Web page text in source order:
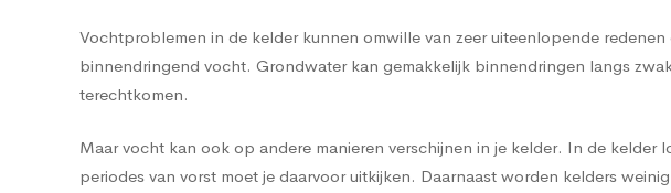
Vochtproblemen in de kelder kunnen omwille van zeer uiteenlopende
binnendringend vocht. Grondwater kan gemakkelijk binnendringen langs
terechtkomen.
Maar vocht kan ook op andere manieren verschijnen in je kelder. In de
periodes van vorst moet je daarvoor uitkijken. Daarnaast worden kelders